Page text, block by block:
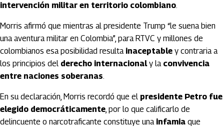
intervención militar en territorio colombiano.
Morris afirmó que mientras al presidente Trump “le suena bien
una aventura militar en Colombia”, para RTVC y millones de
colombianos esa posibilidad resulta inaceptable y contraria a
los principios del derecho internacionaly la convivencia
entre naciones soberanas.
En su declaración, Morris recordó que el presidente Petro fue
elegido democráticamente, por lo que calificarlo de
delincuente o narcotraficante constituye una infamia que